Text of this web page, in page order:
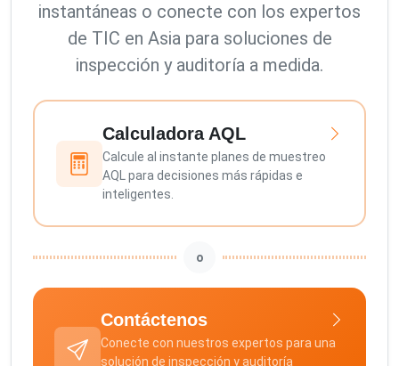
instantáneas o conecte con los expertos
de TIC en Asia para soluciones de
inspección y auditoría a medida.
Calculadora AQL
Calcule al instante planes de muestreo
AQL para decisiones más rápidas e
inteligentes.
o
Contáctenos
Conecte con nuestros expertos para una
solución de inspección y auditoría